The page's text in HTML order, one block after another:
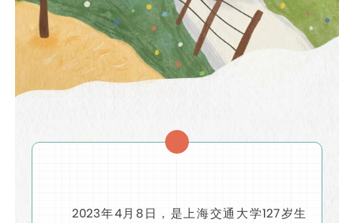
2023年4月8日，是上海交通大学127岁生